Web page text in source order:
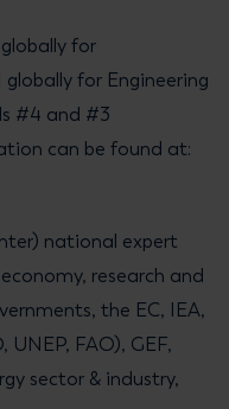
for
for Engineering
#4 and #3
can be found at:
national expert
research and
the EC, IEA,
FAO), GEF,
sector & industry,